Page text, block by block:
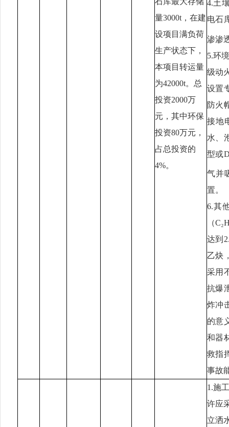
量3000t ，在建
设项目满负荷
生产状态下，
本项目转运量
为42000t。总
投资2000万
元，其中环保
投资80万元，
占总投资的
4%。
4.土
电石
渗渗
5.环
级动
设置
防火
接地
水、
型或
气并
置。
6.其
（
达到
乙炔
采用
抗爆
炸冲
的意
和器
救指
事故
1.施
许应
立洒